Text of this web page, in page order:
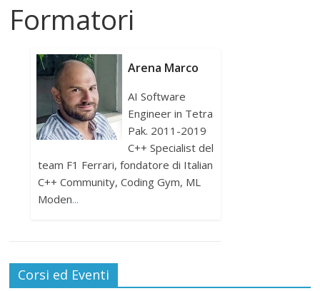
Formatori
Arena Marco
AI Software
Engineer in Tetra
Pak. 2011-2019
C++ Specialist del
team F1 Ferrari, fondatore di Italian
C++ Community, Coding Gym, ML
Moden...
Corsi ed Eventi